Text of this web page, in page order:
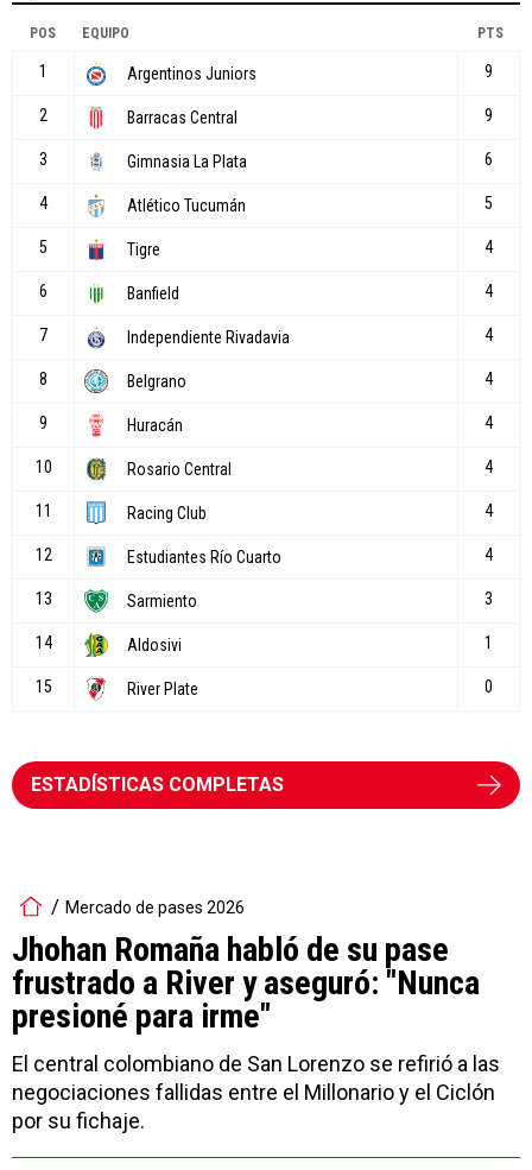
ESTADÍSTICAS COMPLETAS
Mercado de pases 2026
Jhohan Romaña habló de su pase
frustrado a River y aseguró: "Nunca
presioné para irme"
El central colombiano de San Lorenzo se refirió a las
negociaciones fallidas entre el Millonario y el Ciclón
por su fichaje.